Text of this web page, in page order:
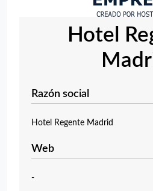
Hotel
Razón social
Hotel Regente Madrid
Web
-